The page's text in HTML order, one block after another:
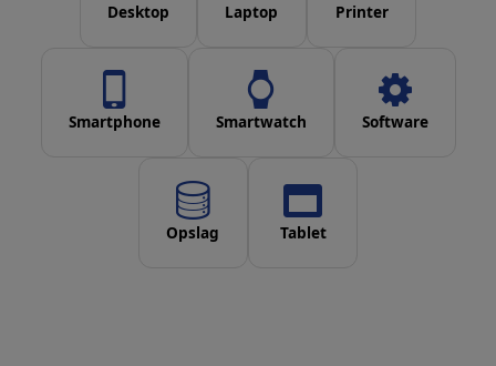
Desktop Laptop Printer
Smartphone Smartwatch Software
Opslag Tablet